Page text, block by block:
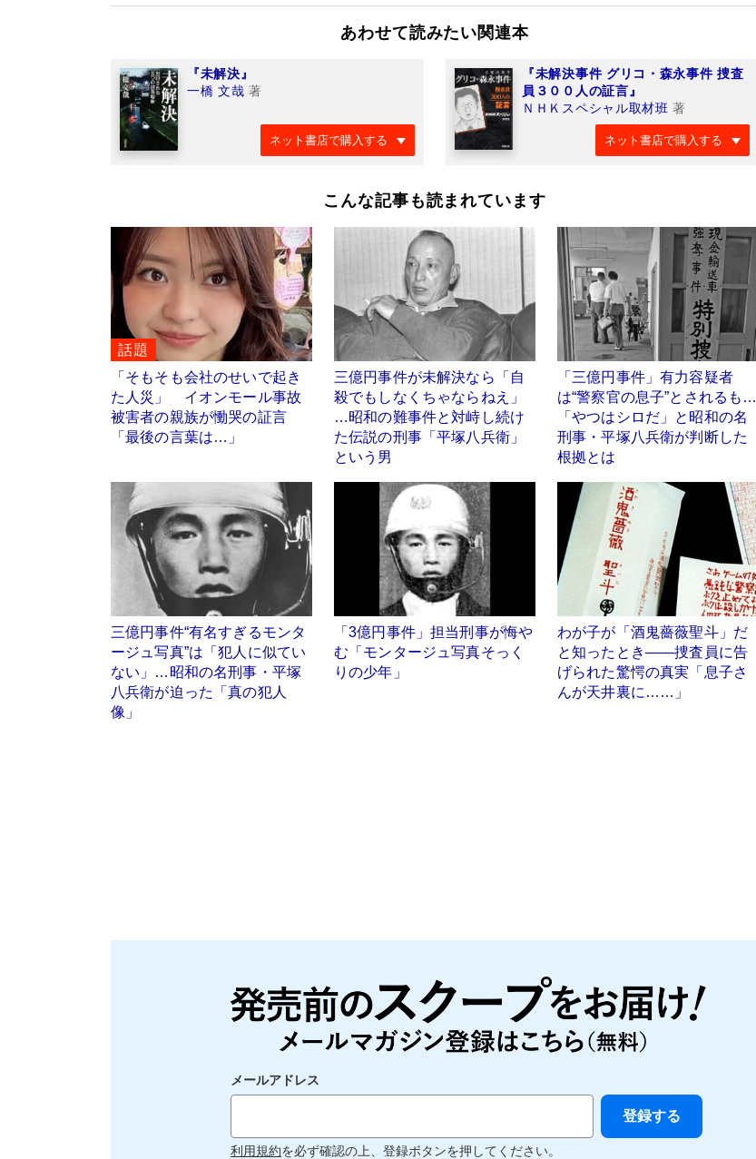
あわせて読みたい関連本
『未解決』
一橋 文哉 著
ネット書店で購入する
『未解決事件 グリコ・森永事件 捜査
員３００人の証言』
ＮＨＫスペシャル取材班 著
ネット書店で購入する
こんな記事も読まれています
話題
「そもそも会社のせいで起き
た人災」 イオンモール事故
被害者の親族が慟哭の証言
「最後の言葉は…」
三億円事件が未解決なら「自
殺でもしなくちゃならねえ」
…昭和の難事件と対峙し続け
た伝説の刑事「平塚八兵衛」
という男
「三億円事件」有力容疑者
は“警察官の息子”とされるも…
「やつはシロだ」と昭和の名
刑事・平塚八兵衛が判断した
根拠とは
三億円事件“有名すぎるモンタ
ージュ写真”は「犯人に似てい
ない」…昭和の名刑事・平塚
八兵衛が迫った「真の犯人
像」
「3億円事件」担当刑事が悔や
む「モンタージュ写真そっく
りの少年」
わが子が「酒鬼薔薇聖斗」だ
と知ったとき――捜査員に告
げられた驚愕の真実「息子さ
んが天井裏に……」
メールアドレス
利用規約を必ず確認の上、登録ボタンを押してください。